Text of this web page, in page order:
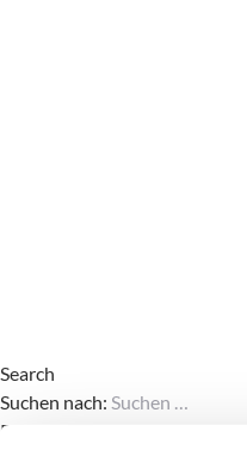
Search
Suchen nach:
Recent Comments